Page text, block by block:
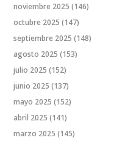
noviembre 2025 (146)
octubre 2025 (147)
septiembre 2025 (148)
agosto 2025 (153)
julio 2025 (152)
junio 2025 (137)
mayo 2025 (152)
abril 2025 (141)
marzo 2025 (145)